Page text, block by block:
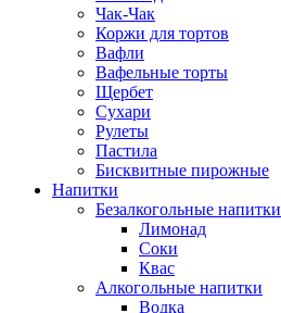
Чак-Чак
Коржи для тортов
Вафли
Вафельные торты
Щербет
Сухари
Рулеты
Пастила
Бисквитные пирожные
Напитки
Безалкогольные напитки
Лимонад
Соки
Квас
Алкогольные напитки
Водка